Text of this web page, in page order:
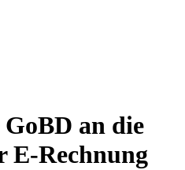
an die
E-Rechnung